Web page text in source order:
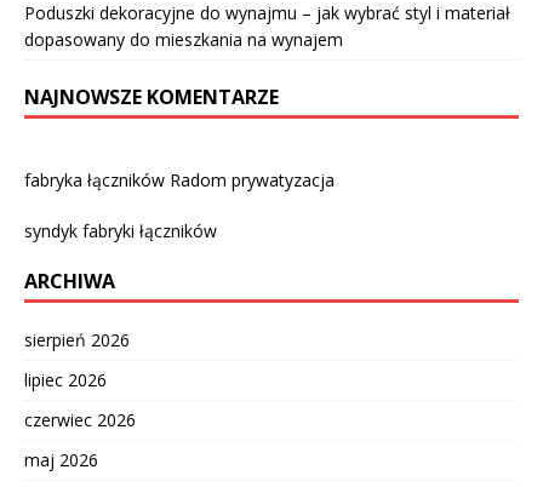
Poduszki dekoracyjne do wynajmu – jak wybrać styl i materiał
dopasowany do mieszkania na wynajem
NAJNOWSZE KOMENTARZE
fabryka łączników Radom prywatyzacja
syndyk fabryki łączników
ARCHIWA
sierpień 2026
lipiec 2026
czerwiec 2026
maj 2026